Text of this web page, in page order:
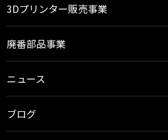
3Dプリンター販売事業
廃番部品事業
ニュース
ブログ